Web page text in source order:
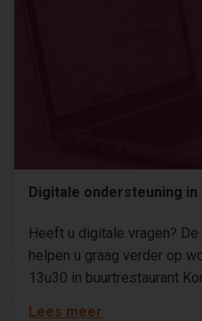
Digitale ondersteuning in
Heeft u digitale vragen?
helpen u graag verder op
13u30 in buurtrestaurant
Lees meer